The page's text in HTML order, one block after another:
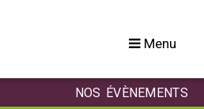
Menu
NOS ÉVÈNEMENTS